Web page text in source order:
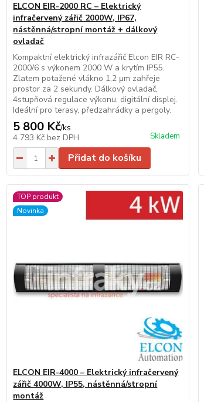
ELCON EIR-2000 RC – Elektrický
infračervený zářič 2000W, IP67,
nástěnná/stropní montáž + dálkový
ovladač
Kompaktní elektrický infrazářič Elcon EIR RC-
2000/6 s výkonem 2000 W a krytím IP55.
Zlatem potažené vlákno 1,2 μm zahřeje
prostor za 2 sekundy. Dálkový ovladač,
4stupňová regulace výkonu, digitální displej.
Ideální pro terasy, předzahrádky a pergoly.
5 800 Kč/ks
4 793 Kč bez DPH Skladem
Přidat do košíku
TOP produkt
Novinka
ELCON EIR-4000 – Elektrický infračervený
zářič 4000W, IP55, nástěnná/stropní
montáž